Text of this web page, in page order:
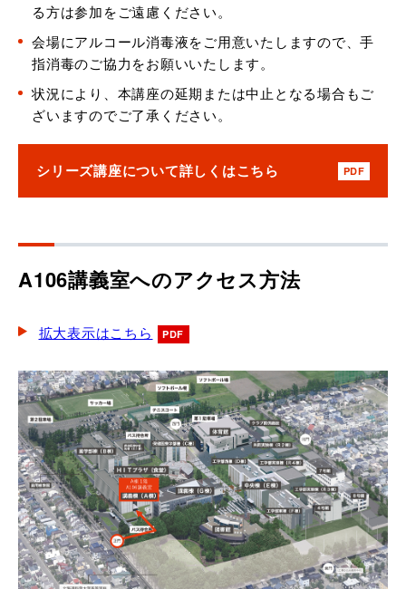
る方は参加をご遠慮ください。
会場にアルコール消毒液をご用意いたしますので、手
指消毒のご協力をお願いいたします。
状況により、本講座の延期または中止となる場合もご
ざいますのでご了承ください。
シリーズ講座について詳しくはこちら PDF
A106講義室へのアクセス方法
拡大表示はこちら PDF